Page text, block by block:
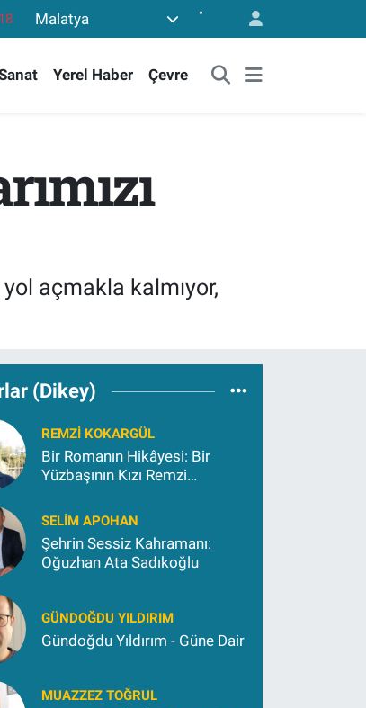
Malatya °
Yerel Haber Çevre
yol açmakla kalmıyor,
(Dikey)
REMZI KOKARGÜL
Bir Romanın Hikâyesi: Bir
Yüzbaşının Kızı Remzi
SELIM APOHAN
Şehrin Sessiz Kahramanı:
Oğuzhan Ata Sadıkoğlu
GÜNDOĞDU YILDIRIM
Gündoğdu Yıldırım - Güne Dair
MUAZZEZ TOĞRUL